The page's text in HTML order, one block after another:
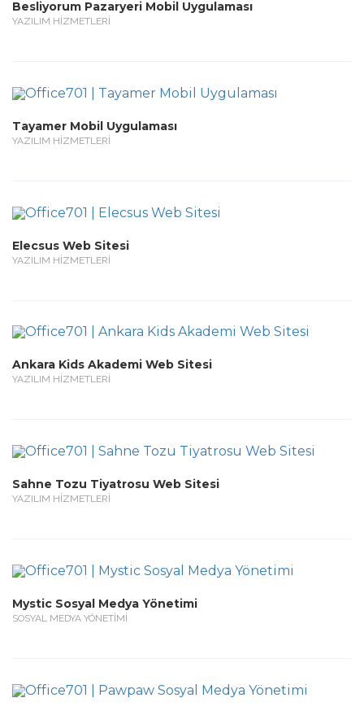
Besliyorum Pazaryeri Mobil Uygulaması
YAZILIM HİZMETLERİ
Tayamer Mobil Uygulaması
YAZILIM HİZMETLERİ
Elecsus Web Sitesi
YAZILIM HİZMETLERİ
Ankara Kids Akademi Web Sitesi
YAZILIM HİZMETLERİ
Sahne Tozu Tiyatrosu Web Sitesi
YAZILIM HİZMETLERİ
Mystic Sosyal Medya Yönetimi
SOSYAL MEDYA YÖNETİMİ